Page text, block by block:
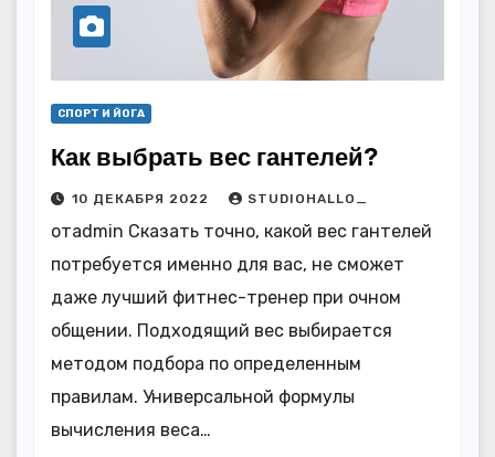
СПОРТ И ЙОГА
Как выбрать вес гантелей?
10 ДЕКАБРЯ 2022 STUDIOHALLO_
отadmin Сказать точно, какой вес гантелей
потребуется именно для вас, не сможет
даже лучший фитнес-тренер при очном
общении. Подходящий вес выбирается
методом подбора по определенным
правилам. Универсальной формулы
вычисления веса…